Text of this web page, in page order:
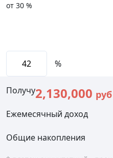
от 30 %
%
Получу2,130,000 руб
Ежемесячный доход
Общие накопления